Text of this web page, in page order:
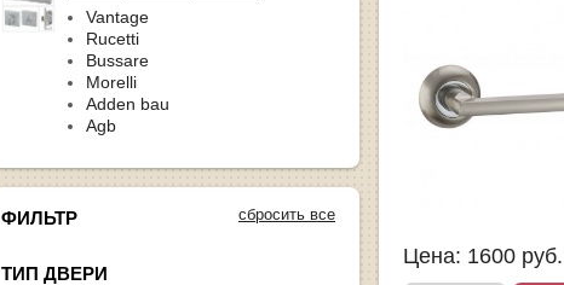
Vantage
Rucetti
Bussare
Morelli
Adden bau
Agb
сбросить все
ФИЛЬТР
ТИП ДВЕРИ
Цена: 1600 руб.